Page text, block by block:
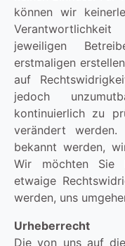
können wir
jeweiligen
erstmaligen
auf
jedoch
kontinuierlich zu
verändert werden.
bekannt werden,
Wir möchten Sie
etwaige
werden, uns
Urheberrecht
Die von uns auf